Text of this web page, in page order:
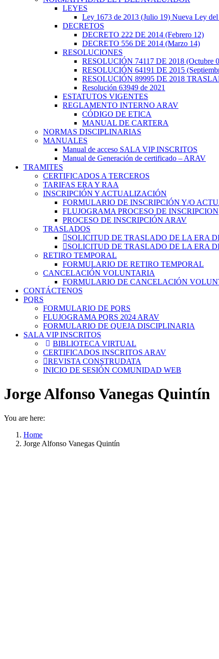
LEYES
Ley 1673 de 2013 (Julio 19) Nueva Ley
DECRETOS
DECRETO 222 DE 2014 (Febrero 12)
DECRETO 556 DE 2014 (Marzo 14)
RESOLUCIONES
RESOLUCIÓN 74117 DE 2018 (Octubre
RESOLUCIÓN 64191 DE 2015
RESOLUCIÓN 89995 DE 2018
Resolución 63949 de 2021
ESTATUTOS VIGENTES
REGLAMENTO INTERNO ARAV
CÓDIGO DE ETICA
MANUAL DE CARTERA
NORMAS DISCIPLINARIAS
MANUALES
Manual de acceso SALA VIP INSCRITOS
Manual de Generación de certificado – ARAV
TRAMITES
CERTIFICADOS A TERCEROS
TARIFAS ERA Y RAA
INSCRIPCIÓN Y ACTUALIZACIÓN
FORMULARIO DE INSCRIPCIÓN Y/O
FLUJOGRAMA PROCESO DE INSCRIPCION
PROCESO DE INSCRIPCIÓN ARAV
TRASLADOS
SOLICITUD DE TRASLADO DE LA ERA
SOLICITUD DE TRASLADO DE LA ERA
RETIRO TEMPORAL
FORMULARIO DE RETIRO TEMPORAL
CANCELACIÓN VOLUNTARIA
FORMULARIO DE CANCELACIÓN
CONTÁCTENOS
PQRS
FORMULARIO DE PQRS
FLUJOGRAMA PQRS 2024 ARAV
FORMULARIO DE QUEJA DISCIPLINARIA
SALA VIP INSCRITOS
BIBLIOTECA VIRTUAL
CERTIFICADOS INSCRITOS ARAV
REVISTA CONSTRUDATA
INICIO DE SESIÓN COMUNIDAD WEB
Jorge Alfonso Vanegas Quintín
You are here:
Home
Jorge Alfonso Vanegas Quintín